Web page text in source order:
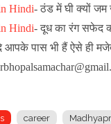
Hindi- ठंड में घी क्यों जम
Hindi- दूध का रंग सफेद
आपके पास भी हैं ऐसे ही
career